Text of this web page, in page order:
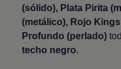
(sólido), Plata Pirita
(metálico), Rojo
Profundo (perlado)
techo negro.